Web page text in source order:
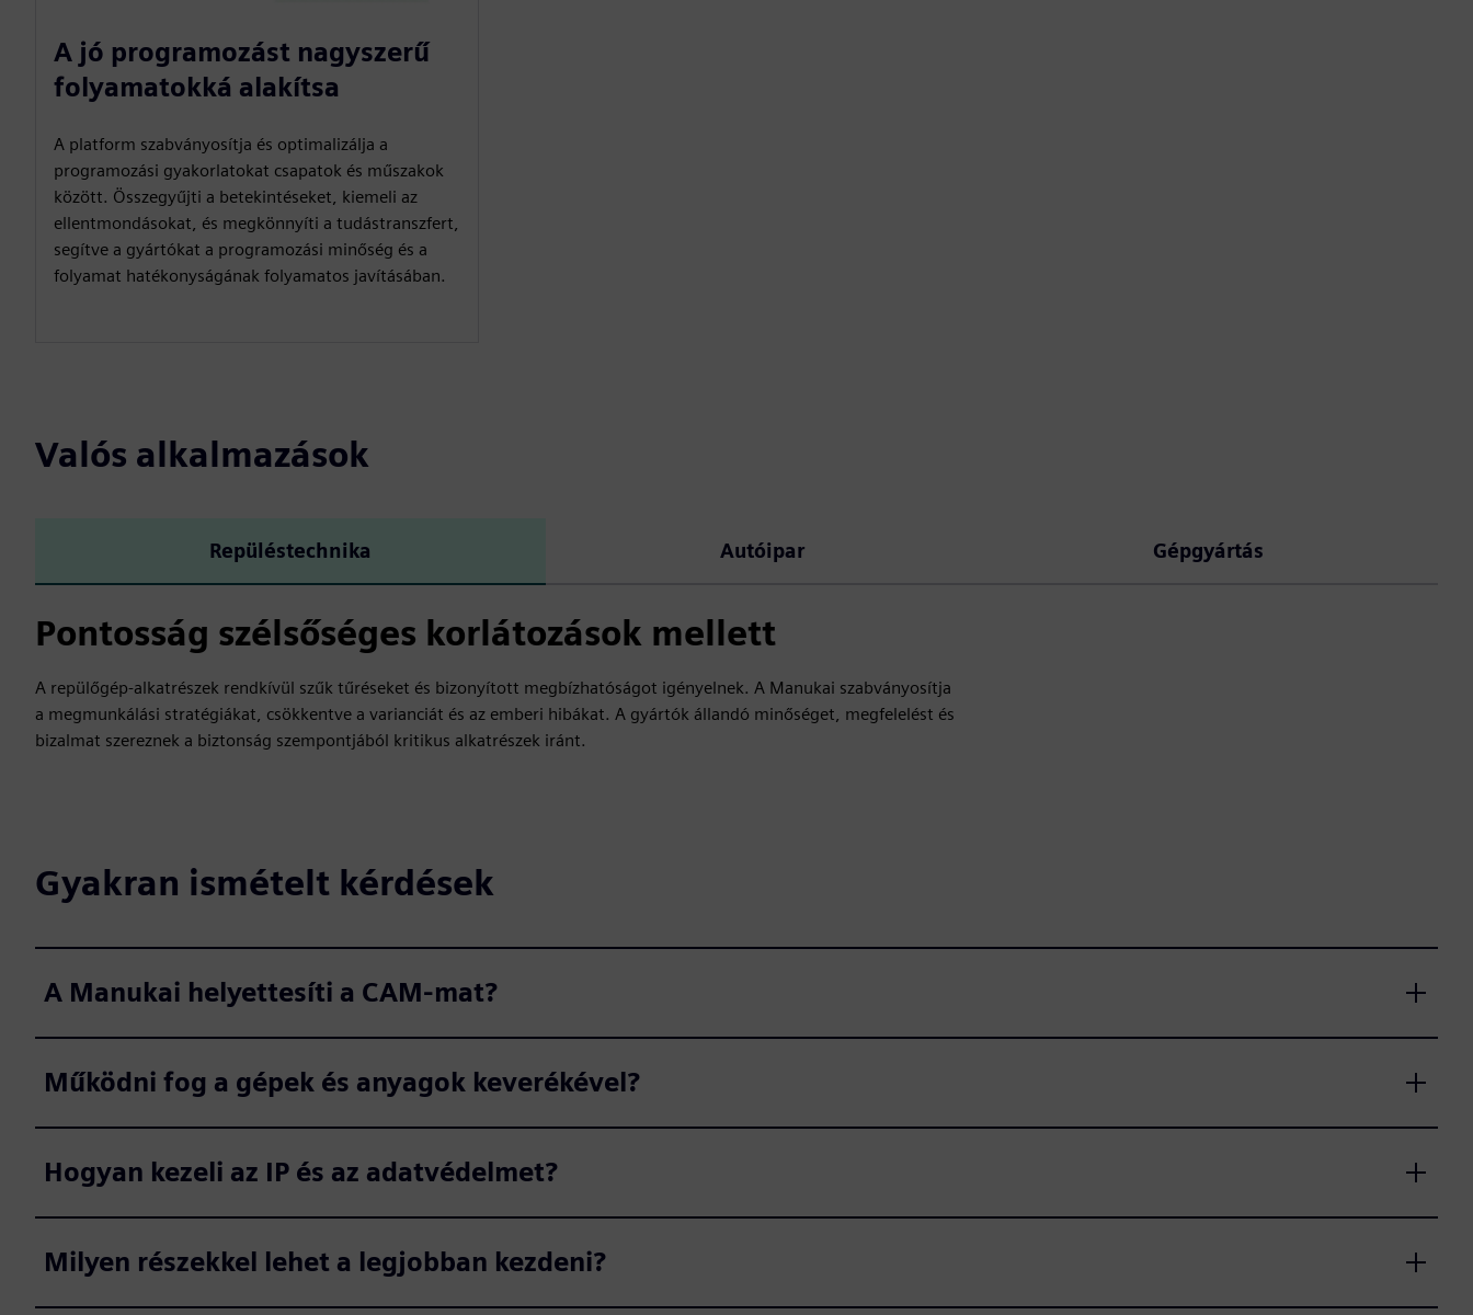
A jó programozást nagyszerű
folyamatokká alakítsa
A platform szabványosítja és optimalizálja a
programozási gyakorlatokat csapatok és műszakok
között. Összegyűjti a betekintéseket, kiemeli az
ellentmondásokat, és megkönnyíti a tudástranszfert,
segítve a gyártókat a programozási minőség és a
folyamat hatékonyságának folyamatos javításában.
Valós alkalmazások
Repüléstechnika Autóipar Gépgyártás
Pontosság szélsőséges korlátozások mellett
A repülőgép-alkatrészek rendkívül szűk tűréseket és bizonyított megbízhatóságot igényelnek. A Manukai szabványosítja
a megmunkálási stratégiákat, csökkentve a varianciát és az emberi hibákat. A gyártók állandó minőséget, megfelelést és
bizalmat szereznek a biztonság szempontjából kritikus alkatrészek iránt.
Gyakran ismételt kérdések
A Manukai helyettesíti a CAM-mat?
Működni fog a gépek és anyagok keverékével?
Hogyan kezeli az IP és az adatvédelmet?
Milyen részekkel lehet a legjobban kezdeni?